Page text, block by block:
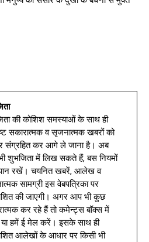
की कोशिश समस्याओं के साथ ही
सकारात्मक व सृजनात्मक खबरों को
संग्रहित कर आगे ले जाना है। अब
शुभजिता में लिख सकते हैं, बस नियमों
रखें। चयनित खबरें, आलेख व
सामग्री इस वेबपत्रिका पर
की जाएगी। अगर आप भी कुछ
कर रहे हैं तो कमेन्ट्स बॉक्स में
या हमें ई मेल करें। इसके साथ ही
आलेखों के आधार पर किसी भी